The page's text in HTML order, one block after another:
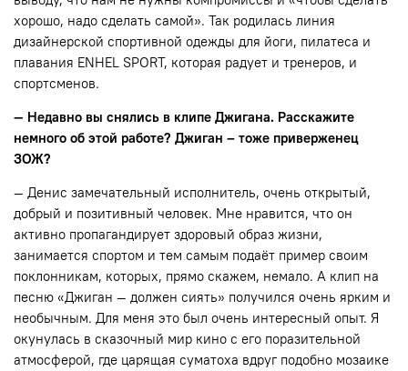
хорошо, надо сделать самой». Так родилась линия
дизайнерской спортивной одежды для йоги, пилатеса и
плавания ENHEL SPORT, которая радует и тренеров, и
спортсменов.
— Недавно вы снялись в клипе Джигана. Расскажите
немного об этой работе? Джиган – тоже приверженец
ЗОЖ?
— Денис замечательный исполнитель, очень открытый,
добрый и позитивный человек. Мне нравится, что он
активно пропагандирует здоровый образ жизни,
занимается спортом и тем самым подаёт пример своим
поклонникам, которых, прямо скажем, немало. А клип на
песню «Джиган — должен сиять» получился очень ярким и
необычным. Для меня это был очень интересный опыт. Я
окунулась в сказочный мир кино с его поразительной
атмосферой, где царящая суматоха вдруг подобно мозаике